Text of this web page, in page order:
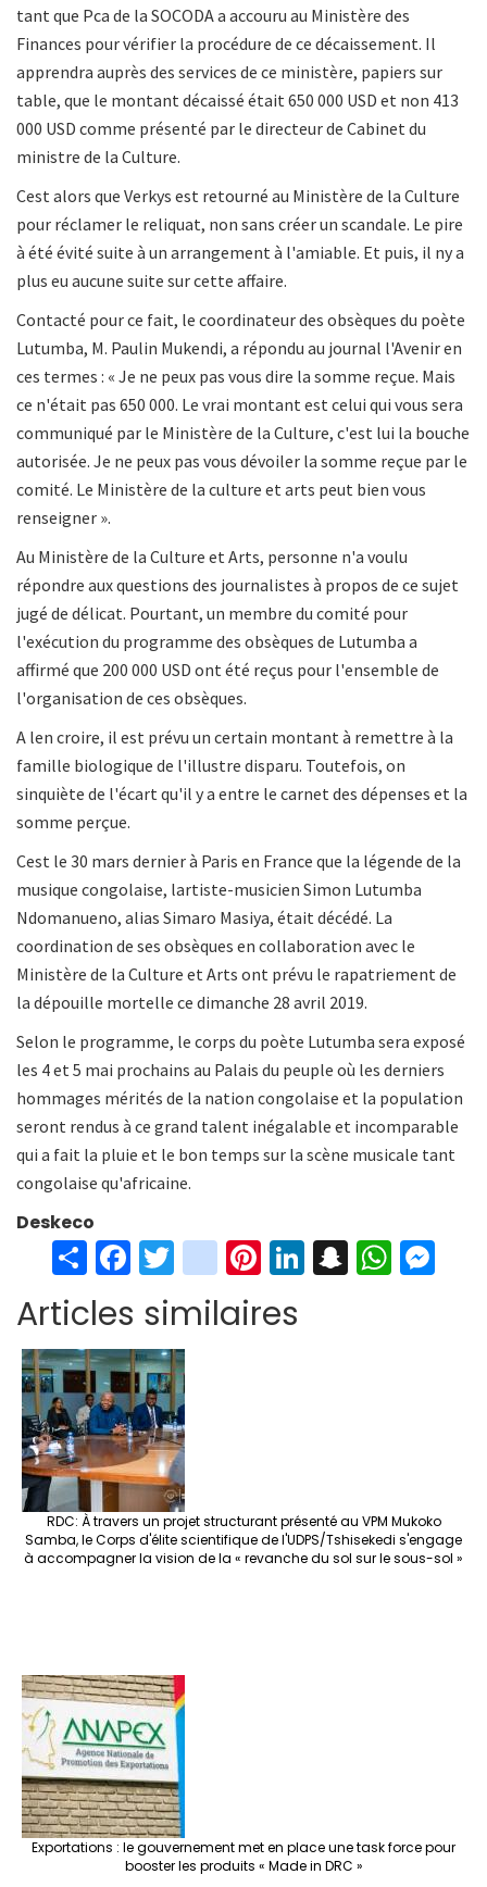
tant que Pca de la SOCODA a accouru au Ministère des
Finances pour vérifier la procédure de ce décaissement. Il
apprendra auprès des services de ce ministère, papiers sur
table, que le montant décaissé était 650 000 USD et non 413
000 USD comme présenté par le directeur de Cabinet du
ministre de la Culture.
Cest alors que Verkys est retourné au Ministère de la Culture
pour réclamer le reliquat, non sans créer un scandale. Le pire
à été évité suite à un arrangement à l'amiable. Et puis, il ny a
plus eu aucune suite sur cette affaire.
Contacté pour ce fait, le coordinateur des obsèques du poète
Lutumba, M. Paulin Mukendi, a répondu au journal l'Avenir en
ces termes : « Je ne peux pas vous dire la somme reçue. Mais
ce n'était pas 650 000. Le vrai montant est celui qui vous sera
communiqué par le Ministère de la Culture, c'est lui la bouche
autorisée. Je ne peux pas vous dévoiler la somme reçue par le
comité. Le Ministère de la culture et arts peut bien vous
renseigner ».
Au Ministère de la Culture et Arts, personne n'a voulu
répondre aux questions des journalistes à propos de ce sujet
jugé de délicat. Pourtant, un membre du comité pour
l'exécution du programme des obsèques de Lutumba a
affirmé que 200 000 USD ont été reçus pour l'ensemble de
l'organisation de ces obsèques.
A len croire, il est prévu un certain montant à remettre à la
famille biologique de l'illustre disparu. Toutefois, on
sinquiète de l'écart qu'il y a entre le carnet des dépenses et la
somme perçue.
Cest le 30 mars dernier à Paris en France que la légende de la
musique congolaise, lartiste-musicien Simon Lutumba
Ndomanueno, alias Simaro Masiya, était décédé. La
coordination de ses obsèques en collaboration avec le
Ministère de la Culture et Arts ont prévu le rapatriement de
la dépouille mortelle ce dimanche 28 avril 2019.
Selon le programme, le corps du poète Lutumba sera exposé
les 4 et 5 mai prochains au Palais du peuple où les derniers
hommages mérités de la nation congolaise et la population
seront rendus à ce grand talent inégalable et incomparable
qui a fait la pluie et le bon temps sur la scène musicale tant
congolaise qu'africaine.
Deskeco
S
h
ar
e
Fa
ce
b
o
o
k
T
wi
tt
er
in
st
ag
Pi
er
Li S W
Articles similaires
RDC: À travers un projet structurant présenté au VPM Mukoko
Samba, le Corps d'élite scientifique de l'UDPS/Tshisekedi s'engage
à accompagner la vision de la « revanche du sol sur le sous-sol »
Exportations : le gouvernement met en place une task force pour
booster les produits « Made in DRC »